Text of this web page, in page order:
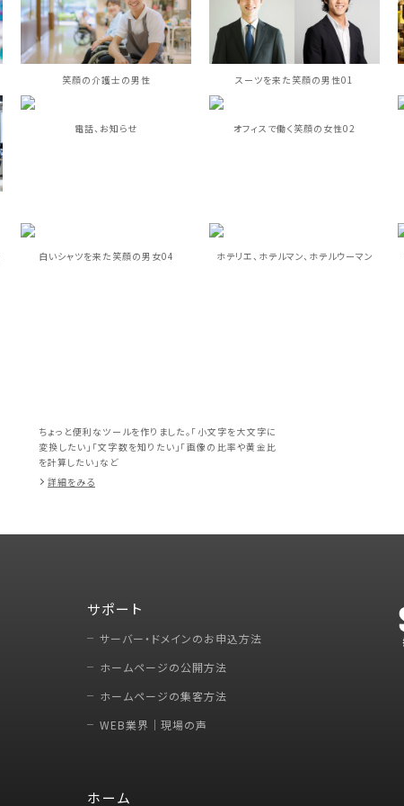
笑顔の介護士の男性 スーツを来た笑顔の男性01
電話、お知らせ オフィスで働く笑顔の女性02
白いシャツを来た笑顔の男女04 ホテリエ、ホテルマン、ホテルウーマン
ちょっと便利なツールを作りました。「小文字を大文字に
変換したい」「文字数を知りたい」「画像の比率や黄金比
を計算したい」など
詳細をみる
サポート
サーバー・ドメインのお申込方法
ホームページの公開方法
ホームページの集客方法
WEB業界｜現場の声
ホーム